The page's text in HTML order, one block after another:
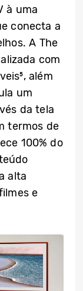
à uma
conecta a
A The
com
além
um
da tela
termos de
100% do
alta
e